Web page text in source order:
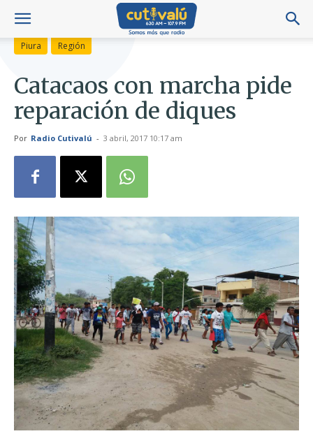
Piura Región
Catacaos con marcha pide
reparación de diques
Por Radio Cutivalú - 3 abril, 2017 10:17 am